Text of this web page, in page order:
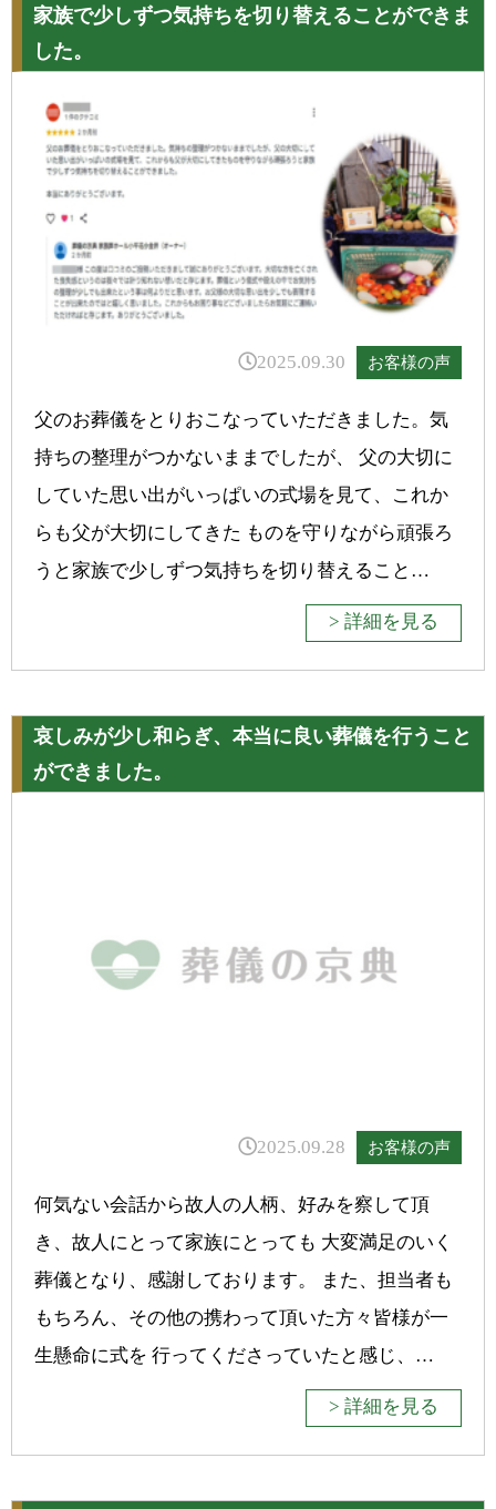
家族で少しずつ気持ちを切り替えることができま
した。
2025.09.30 お客様の声
父のお葬儀をとりおこなっていただきました。気
持ちの整理がつかないままでしたが、 父の大切に
していた思い出がいっぱいの式場を見て、これか
らも父が大切にしてきた ものを守りながら頑張ろ
うと家族で少しずつ気持ちを切り替えること…
> 詳細を見る
哀しみが少し和らぎ、本当に良い葬儀を行うこと
ができました。
2025.09.28 お客様の声
何気ない会話から故人の人柄、好みを察して頂
き、故人にとって家族にとっても 大変満足のいく
葬儀となり、感謝しております。 また、担当者も
もちろん、その他の携わって頂いた方々皆様が一
生懸命に式を 行ってくださっていたと感じ、…
> 詳細を見る